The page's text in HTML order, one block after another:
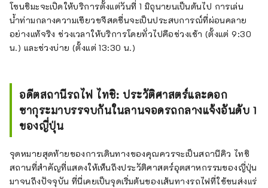
โซนชิมะจะเปิดให้บริการตั้งแต่วันที่ 1 มิถุนายนเป็นต้นไป การเล่น
น้ำท่ามกลางความเขียวขจีสดชื่นจะเป็นประสบการณ์ที่ผ่อนคลาย
อย่างแท้จริง ช่วงเวลาให้บริการโดยทั่วไปคือช่วงเช้า (ตั้งแต่ 9:30
น.) และช่วงบ่าย (ตั้งแต่ 13:30 น.)
อดีตสถานีรถไฟ ไทชิ: ประวัติศาสตร์และดอก
ซากุระมาบรรจบกันในลานจอดรถกลางแจ้งอันดับ 1
ของญี่ปุ่น
จุดหมายสุดท้ายของการเดินทางของคุณควรจะเป็นสถานีคิว ไทชิ
สถานที่สำคัญที่แสดงให้เห็นถึงประวัติศาสตร์อุตสาหกรรมของญี่ปุ่น
มาจนถึงปัจจุบัน ที่นี่เคยเป็นจุดเริ่มต้นของเส้นทางรถไฟที่ใช้ขนส่งแร่